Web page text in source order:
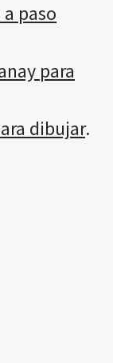
paso
para
dibujar.